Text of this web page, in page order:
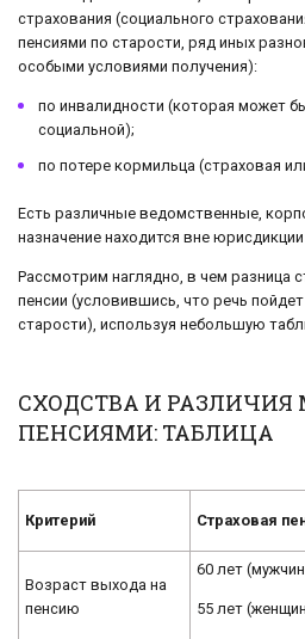
страхования (социального
пенсиями по старости, ряд иных
особыми условиями получения):
по инвалидности (которая может
социальной);
по потере кормильца (страховая
Есть различные ведомственные,
назначение находится вне
Рассмотрим наглядно, в чем разница
пенсии (условившись, что речь
старости), используя небольшую
СХОДСТВА И
ПЕНСИЯМИ: ТАБЛИЦА
Критерий Страховая
Возраст выхода на
пенсию
60 лет
55 лет